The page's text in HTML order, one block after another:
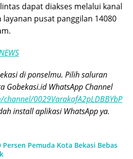
dapat diakses melalui kanal
layanan pusat panggilan 14080
di ponselmu. Pilih saluran
Gobekasi.id WhatsApp Channel
0029VarakafA2pLDBBYbP
install aplikasi WhatsApp ya.
Pemuda Kota Bekasi Bebas